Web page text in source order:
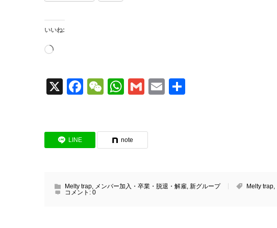
いいね:
読
込
中…
X Facebook
WeChat
WhatsApp
GmailEmail
LINE note
Melty trap, メンバー加入・卒業・脱退・解雇, 新グループ Melty trap,
コメント: 0